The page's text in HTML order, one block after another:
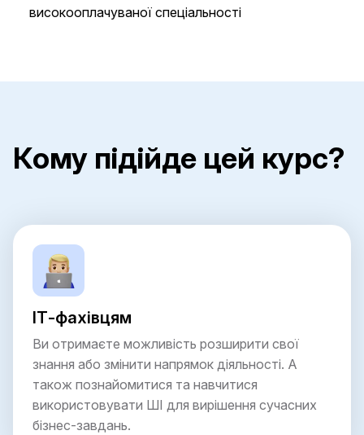
високооплачуваної спеціальності
Кому підійде цей курс?
ІТ-фахівцям
Ви отримаєте можливість розширити свої
знання або змінити напрямок діяльності. А
також познайомитися та навчитися
використовувати ШІ для вирішення сучасних
бізнес-завдань.